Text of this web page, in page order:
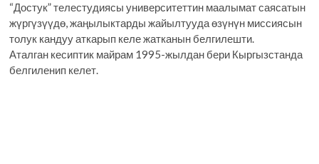
“Достук” телестудиясы университеттин маалымат саясатын
жүргүзүүдө, жаңылыктарды жайылтууда өзүнүн миссиясын
толук кандуу аткарып келе жатканын белгилешти.
Аталган кесиптик майрам 1995-жылдан бери Кыргызстанда
белгиленип келет.